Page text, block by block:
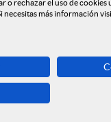
de Caja de
cómo ha sido
por la
o rechazar el uso de
necesitas más información